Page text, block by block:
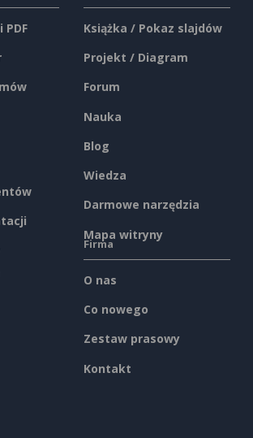
Książka / Pokaz slajdów
Projekt / Diagram
Forum
Nauka
Blog
Wiedza
Darmowe narzędzia
Mapa witryny
Firma
O nas
Co nowego
Zestaw prasowy
Kontakt